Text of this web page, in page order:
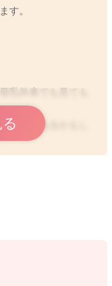
す。
乳外来でも見ても
づきがあるかもし
うな時には、搾乳
かるようにしま